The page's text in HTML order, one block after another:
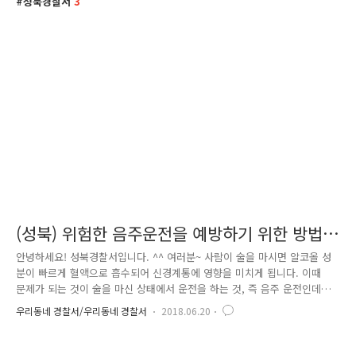
(성북) 위험한 음주운전을 예방하기 위한 방법
→ '가상체험' 하러오세요~
안녕하세요! 성북경찰서입니다. ^^ 여러분~ 사람이 술을 마시면 알코올 성
분이 빠르게 혈액으로 흡수되어 신경계통에 영향을 미치게 됩니다. 이때
문제가 되는 것이 술을 마신 상태에서 운전을 하는 것, 즉 음주 운전인데
요. 술을 먹으면 반사작용이나 상황을 판단하는 능력이 많이 떨어져서 교
통사고를 낼 위험성이 매우 커집니다! 하지만, 술을 마지지 않은 경우에는
우리동네 경찰서/우리동네 경찰서 2018.06.20